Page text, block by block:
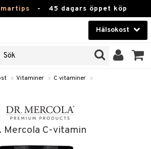
- 45 dagars öppet köp
Hälsokost
» Vitaminer » C vitaminer »
Mercola C-vitamin